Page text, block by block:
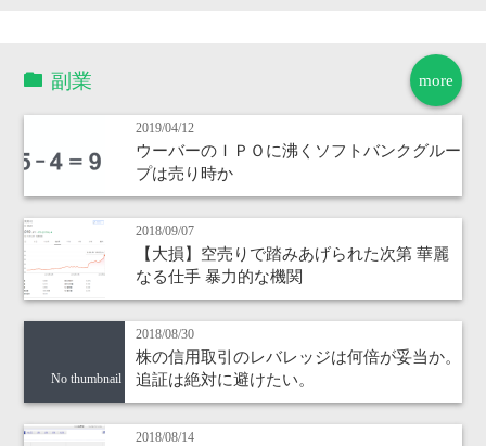
more
副業
2019/04/12
ウーバーのＩＰＯに沸くソフトバンクグルー
プは売り時か
2018/09/07
【大損】空売りで踏みあげられた次第 華麗
なる仕手 暴力的な機関
No thumbnail
2018/08/30
株の信用取引のレバレッジは何倍が妥当か。
追証は絶対に避けたい。
2018/08/14